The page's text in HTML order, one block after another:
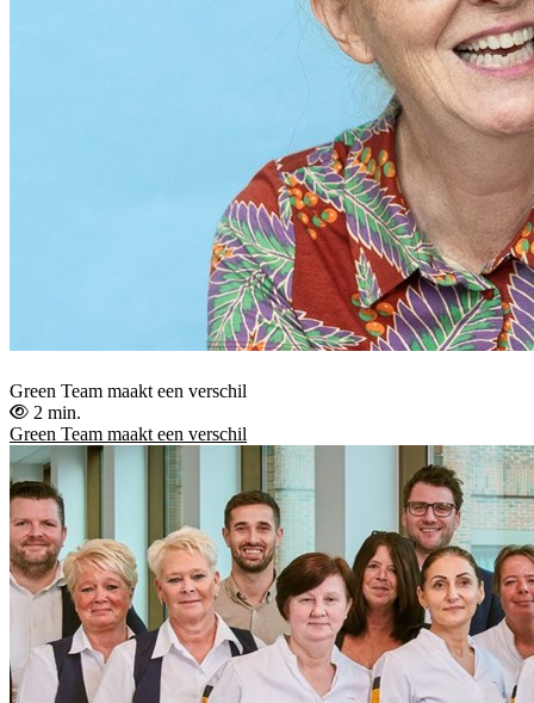
Green Team maakt een verschil
2 min.
Green Team maakt een verschil